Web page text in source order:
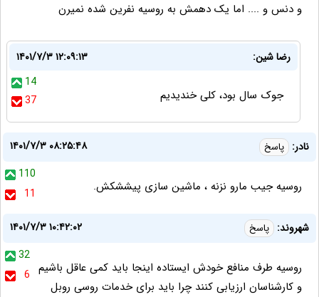
و دنس و .... اما یک دهمش به روسیه نفرین شده نمیرن
رضا شین:
۱۴۰۱/۷/۳ ۱۲:۰۹:۱۳
14
37
جوک سال بود، کلی خندیدیم
نادر: پاسخ
۱۴۰۱/۷/۳ ۰۸:۲۵:۴۸
110
11
روسیه جیب مارو نزنه ، ماشین سازی پیششکش.
شهروند: پاسخ
۱۴۰۱/۷/۳ ۱۰:۴۲:۰۲
32
6 روسیه طرف منافع خودش ایستاده اینجا باید کمی عاقل باشیم
و کارشناسان ارزیابی کنند چرا باید برای خدمات روسی روبل